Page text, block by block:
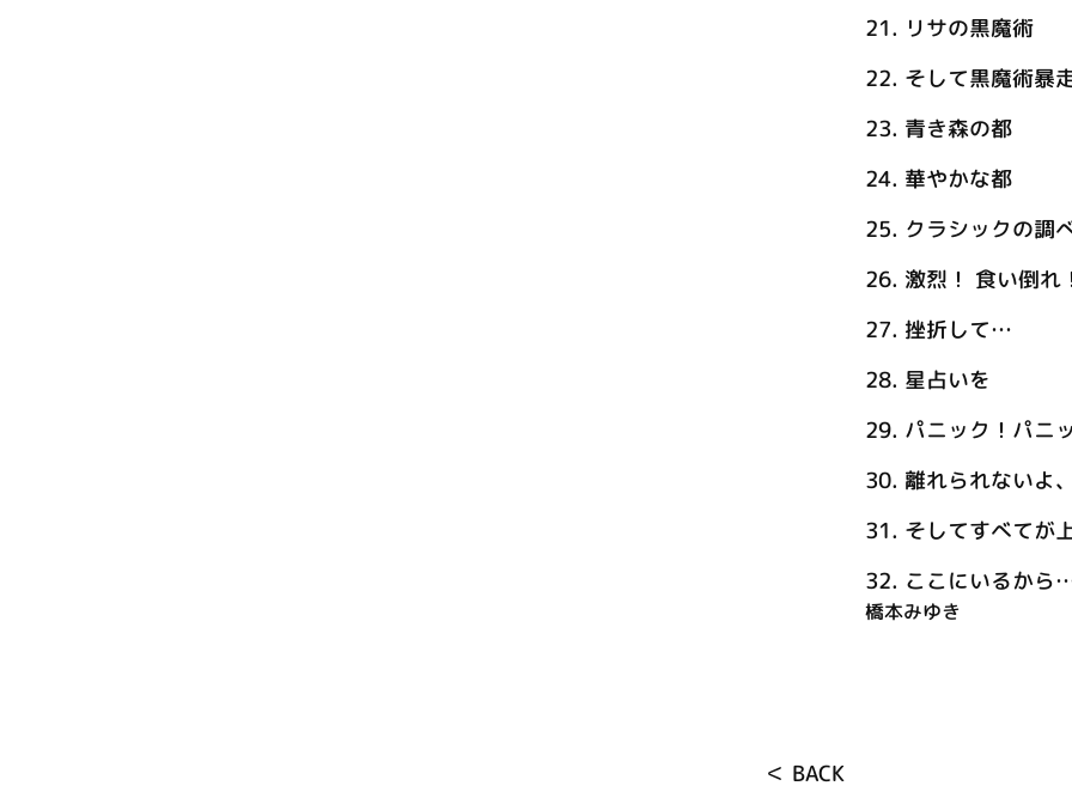
21. リサの黒魔術
22. そして黒魔術暴
23. 青き森の都
24. 華やかな都
25. クラシックの調
26. 激烈！ 食い倒れ
27. 挫折して…
28. 星占いを
29. パニック！パニ
30. 離れられないよ
31. そしてすべてが
32. ここにいるか
橋本みゆき
＜ BACK